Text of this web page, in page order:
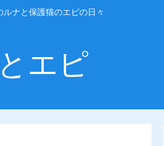
ルナと保護猫のエピの日々
エピ